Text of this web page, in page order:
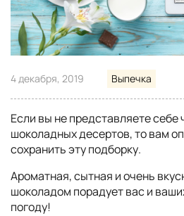
4 декабря, 2019 Выпечка
Если вы не представляете себе
шоколадных десертов, то вам
сохранить эту подборку.
Ароматная, сытная и очень
шоколадом порадует вас и
погоду!